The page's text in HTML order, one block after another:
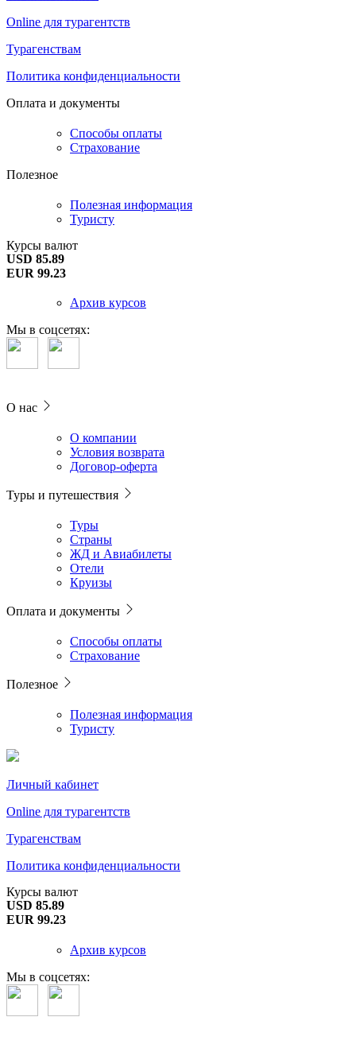
Online для турагентств
Турагенствам
Политика конфиденциальности
Оплата и документы
Способы оплаты
Страхование
Полезное
Полезная информация
Туристу
Курсы валют
USD 85.89
EUR 99.23
Архив курсов
Мы в соцсетях:
О нас
О компании
Условия возврата
Договор-оферта
Туры и путешествия
Туры
Страны
ЖД и Авиабилеты
Отели
Круизы
Оплата и документы
Способы оплаты
Страхование
Полезное
Полезная информация
Туристу
Личный кабинет
Online для турагентств
Турагенствам
Политика конфиденциальности
Курсы валют
USD 85.89
EUR 99.23
Архив курсов
Мы в соцсетях: